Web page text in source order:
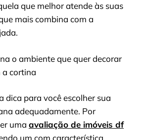
que melhor atende às suas
mais combina com a
o ambiente que quer decorar
a cortina
dica para você escolher sua
adequadamente. Por
uma avaliação de imóveis df
um com característica